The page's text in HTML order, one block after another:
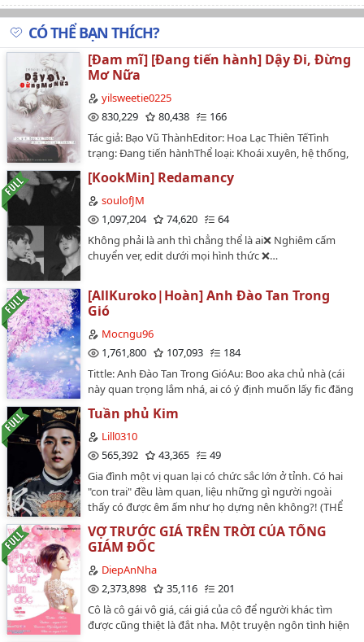
CÓ THỂ BẠN THÍCH?
[Đam mĩ] [Đang tiến hành] Dậy Đi, Đừng
Mơ Nữa
yilsweetie0225
830,229
80,438
166
Tác giả: Bạo Vũ ThànhEditor: Hoa Lạc Thiên TếTình
trạng: Đang tiến hànhThể loại: Khoái xuyên, hệ thống,
đạo độc chiếm công x ngây thơ phun tào thụ, chủ thụ,
1×1, HEDisclaimer: Chỉ edit với mục đích phi thương
mại, hiện tại đang xin per của tác giả.Warning: NGHIÊM
edit vẫn chưa được beta, nếu có lỗi type hay sai sót gì
mong các bạn bỏ qua.…
[KookMin] Redamancy
soulofJM
1,097,204
74,620
64
Không phải là anh thì chẳng thể là ai❌ Nghiêm cấm
chuyển ver, edit dưới mọi hình thức ❌…
[AllKuroko|Hoàn] Anh Đào Tan Trong
Gió
Mocngu96
1,761,800
107,093
184
Tittle: Anh Đào Tan Trong GióAu: Boo aka chủ nhà (cái
này quan trọng lắm nhá, ai có ý định muốn lấy fic đăng
ra ngoài thì làm ơn nhìn rõ nó là fic có chủ. Mong các
bạn tôn trọng chất xám cũng như công sức của
Au)Nhân vật: GoM× Kuroko (AllKuroko)|| có sự xuất
hiện của các nhân vật trong Slamdunk, POTThể loại:
có ngọtRatting: xôi thịt đầy đủ =)))Nội dung: Đội bóng
rổ trường Sơ Trung Teiko là một đội bóng huyền thoại
với thành tích đánh bại các đối thủ mà họ chạm trán.
Các tuyển thủ của đội được biết đến với cái tên
"Generation of Miracles" (Thế hệ kỳ tích). Sau khi tốt
Trung khác nhau nổi tiếng về bóng rổ. Tuy nhiên, có
một sự thật được ít người biết đến về cầu thủ bóng
ma thứ sáu - Kuroko Tetsuya.......Đôi lời: các nhân vật
trong fic không thuộc quyền sở hữu của Au, tuy nhiên
số phận họ trong fic đều nằm trong tay Au định đoạt.
Tuần phủ Kim
Lill0310
565,392
43,365
49
Gia đình một vị quan lại có chức sắc lớn ở tỉnh. Có hai
"con trai" đều làm quan, liệu những gì người ngoài
thấy có được êm ấm như họ dựng nên không?! (THỂ
LOẠI GIA ĐẤU) (sản phẩm tưởng tượng không có thật)
Một chiếc fic đầu thế kỉ XX BÁCH THUẦN! KHÔNG NAM
HÓA KHÔNG FUTA.…
VỢ TRƯỚC GIÁ TRÊN TRỜI CỦA TỔNG
GIÁM ĐỐC
DiepAnNha
2,373,898
35,116
201
Cô là cô gái vô giá, cái giá của cô để người khác tìm
được cũng thiệt là đắt nha. Một truyện ngôn tình hiện